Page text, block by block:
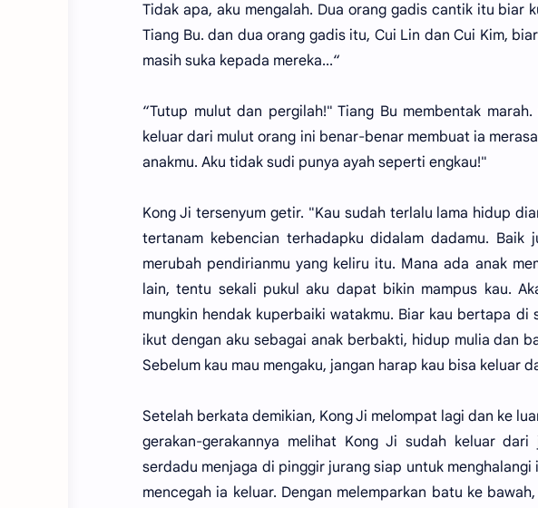
Tidak apa, aku mengalah. Dua orang gadis cantik itu biar
Tiang Bu. dan dua orang gadis itu, Cui Lin dan Cui Kim,
masih suka kepada mereka...“
“Tutup mulut dan pergilah!" Tiang Bu membentak
keluar dari mulut orang ini benar-benar membuat ia
anakmu. Aku tidak sudi punya ayah seperti engkau!"
Kong Ji tersenyum getir. "Kau sudah terlalu lama hidup
tertanam kebencian terhadapku didalam dadamu.
merubah pendirianmu yang keliru itu. Mana ada anak
lain, tentu sekali pukul aku dapat bikin mampus kau.
mungkin hendak kuperbaiki watakmu. Biar kau bertapa di
ikut dengan aku sebagai anak berbakti, hidup mulia dan
Sebelum kau mau mengaku, jangan harap kau bisa keluar
Setelah berkata demikian, Kong Ji melompat lagi dan ke
gerakan-gerakannya melihat Kong Ji sudah keluar
serdadu menjaga di pinggir jurang siap untuk
mencegah ia keluar. Dengan melemparkan batu ke